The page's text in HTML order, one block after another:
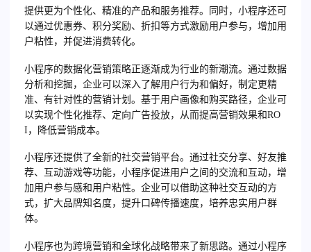
提供更为个性化、精准的产品和服务推荐。同时，小程序还可
以通过优惠券、积分奖励、折扣等方式激励用户参与，增加用
户粘性，并促进消费转化。
小程序的数据化营销策略正逐渐成为行业的新潮流。通过数据
分析和挖掘，企业可以深入了解用户行为和偏好，制定更精
准、有针对性的营销计划。基于用户画像和购买路径，企业可
以实现个性化推荐、定向广告投放，从而提高营销效果和RO
I，降低营销成本。
小程序还提供了全新的社交营销平台。通过社交分享、好友推
荐、互动游戏等功能，小程序促进用户之间的交流和互动，增
加用户参与感和用户粘性。企业可以借助这种社交互动的方
式，扩大品牌知名度，提升口碑传播速度，培养忠实用户群
体。
小程序也为跨境营销和全球化战略带来了新思路。通过小程序